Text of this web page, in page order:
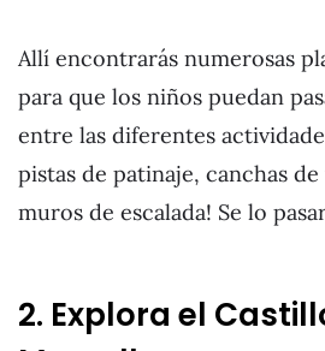
Allí encontrarás numerosas
para que los niños puedan
entre las diferentes
pistas de patinaje, canchas de
muros de escalada! Se lo
2. Explora el